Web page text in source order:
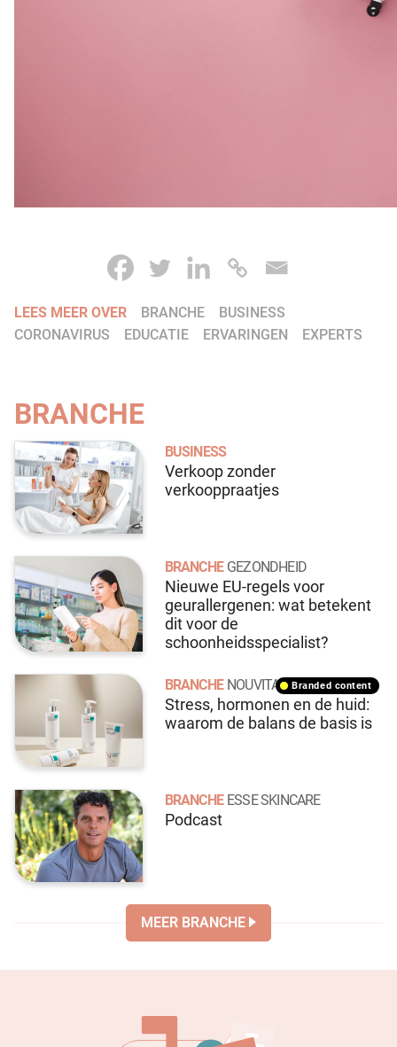
LEES MEER OVER BRANCHE
BUSINESS
CORONAVIRUS
EDUCATIE ERVARINGEN EXPERTS
BRANCHE
BUSINESS
Verkoop zonder
verkooppraatjes
BRANCHE GEZONDHEID
Nieuwe EU-regels voor
geurallergenen: wat betekent
dit voor de
schoonheidsspecialist?
branded content
BRANCHE NOUVITAL
Stress, hormonen en de huid:
waarom de balans de basis is
BRANCHE ESSE SKINCARE
Podcast
MEER BRANCHE